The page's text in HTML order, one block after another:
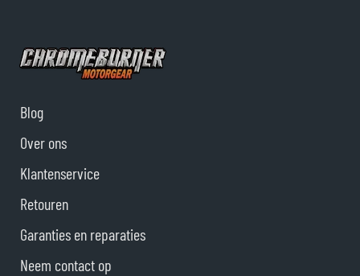
Blog
Over ons
Klantenservice
Retouren
Garanties en reparaties
Neem contact op